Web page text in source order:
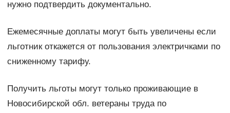
нужно подтвердить документально.
Ежемесячные доплаты могут быть увеличены если
льготник откажется от пользования электричками по
сниженному тарифу.
Получить льготы могут только проживающие в
Новосибирской обл. ветераны труда по